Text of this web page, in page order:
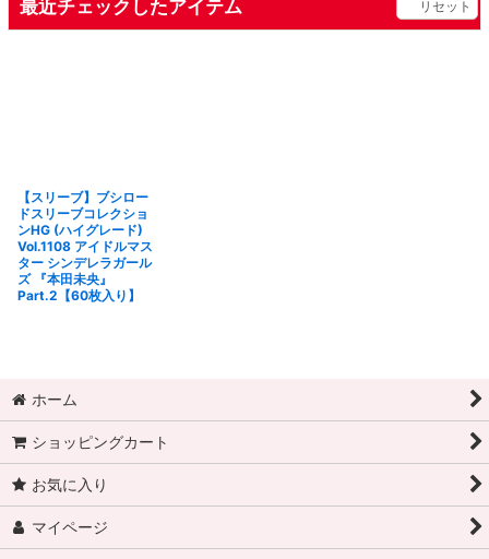
最近チェックしたアイテム リセット
【スリーブ】ブシロー
ドスリーブコレクショ
ンHG (ハイグレード)
Vol.1108 アイドルマス
ター シンデレラガール
ズ 『本田未央』
Part.2【60枚入り】
ホーム
ショッピングカート
お気に入り
マイページ